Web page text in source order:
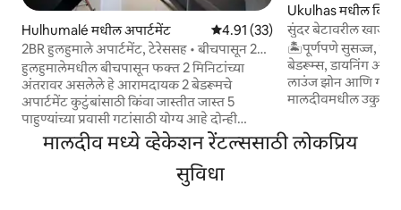
Hulhumalé मधील अपार्टमेंट 5 पैकी 4.91 सरासरी रेटिंग, 33 रिव्ह्यूज
4.91 (33)
2BR हुलहुमाले अपार्टमेंट, टेरेससह • बीचपासून 2
मिनिटांचे अंतर
हुलहुमालेमधील बीचपासून फक्त 2 मिनिटांच्या
अंतरावर असलेले हे आरामदायक 2 बेडरूमचे
अपार्टमेंट कुटुंबांसाठी किंवा जास्तीत जास्त 5
पाहुण्यांच्या प्रवासी गटांसाठी योग्य आहे दोन्ही
बेडरूम्समध्ये अटॅच्ड बाथरूम्स आहेत, तसेच एक
लिव्हिंग एरिया आणि एक छोटे किचन आहे.
आऊटडोअर डायनिंगसह खाजगी टेरेसचा आनंद घ्या,
जिथे धूम्रपान करण्याची परवानगी आहे चालत
Ukulhas मधील व्हिला
सुंदर बेटावरील
🏝पूर्णपणे सुसज्ज,
बेडरूम्स, डायनिंग
लाउंज झोन आणि
मालदीवमधील
घालवा. 🏝व्हिला एका
आहे, बीचपासून 4
मालदीव मध्ये व्हेकेशन रेंटल्ससाठी लोकप्रिय
सुविधा